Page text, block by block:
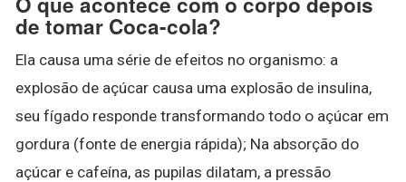
de tomar Coca-cola?
Ela causa uma série de efeitos no organismo: a
explosão de açúcar causa uma explosão de insulina,
seu fígado responde transformando todo o açúcar em
gordura (fonte de energia rápida); Na absorção do
açúcar e cafeína, as pupilas dilatam, a pressão